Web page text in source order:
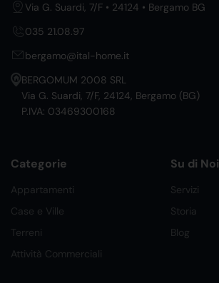
Via G. Suardi, 7/F • 24124 • Bergamo BG
035 21.08.97
bergamo@ital-home.it
BERGOMUM 2008 SRL
Via G. Suardi, 7/F, 24124, Bergamo (BG)
P.IVA: 03469300168
Categorie
Appartamenti
Case e Ville
Terreni
Attività Commerciali
Su di Noi
Servizi
Storia
Blog